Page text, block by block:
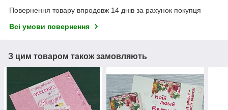
Повернення товару впродовж 14 днів за рахунок покупця
Всі умови повернення
З цим товаром також замовляють